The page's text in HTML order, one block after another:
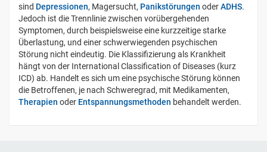
sind Depressionen, Magersucht, Panikstörungen oderADHS.
Jedoch ist die Trennlinie zwischen vorübergehenden
Symptomen, durch beispielsweise eine kurzzeitige starke
Überlastung, und einer schwerwiegenden psychischen
Störung nicht eindeutig. Die Klassifizierung als Krankheit
hängt von der International Classification of Diseases (kurz
ICD) ab. Handelt es sich um eine psychische Störung können
die Betroffenen, je nach Schweregrad, mit Medikamenten,
Therapien oder Entspannungsmethoden behandelt werden.